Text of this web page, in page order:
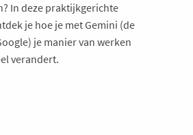
In deze praktijkgerichte
je hoe je met Gemini (de
je manier van werken
verandert.